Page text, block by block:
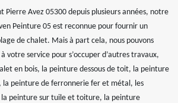
Pierre Avez 05300 depuis plusieurs années, notre
Peinture 05 est reconnue pour fournir un
de chalet. Mais à part cela, nous pouvons
votre service pour s’occuper d’autres travaux,
en bois, la peinture dessous de toit, la peinture
la peinture de ferronnerie fer et métal, les
peinture sur tuile et toiture, la peinture